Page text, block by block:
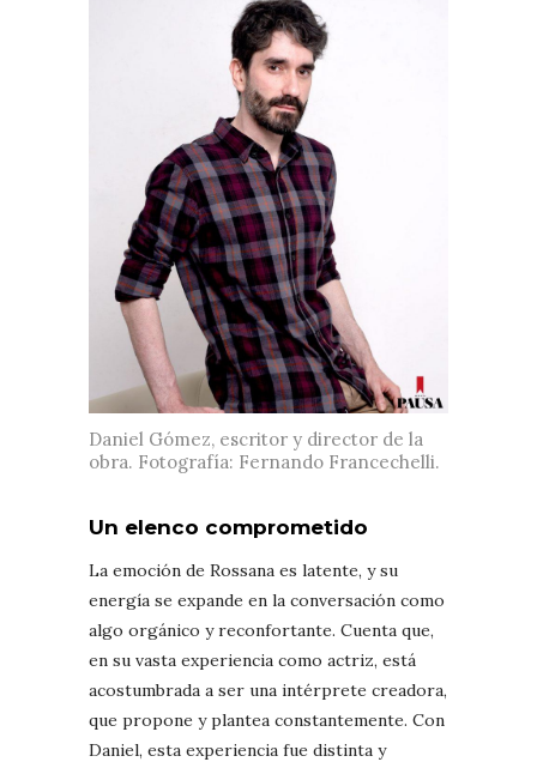
Daniel Gómez, escritor y director de la
obra. Fotografía: Fernando Francechelli.
Un elenco comprometido
La emoción de Rossana es latente, y su
energía se expande en la conversación como
algo orgánico y reconfortante. Cuenta que,
en su vasta experiencia como actriz, está
acostumbrada a ser una intérprete creadora,
que propone y plantea constantemente. Con
Daniel, esta experiencia fue distinta y